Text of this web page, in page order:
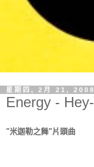
星期四, 2月 21, 2008
Energy -
"米迦勒之舞"片頭曲